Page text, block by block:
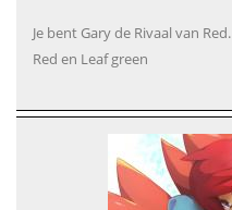
Je bent Gary de Rivaal van
Red en Leaf green